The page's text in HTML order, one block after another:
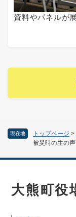
現在地 トップページ >
被災時の生の
資料やパネルが
大熊町役